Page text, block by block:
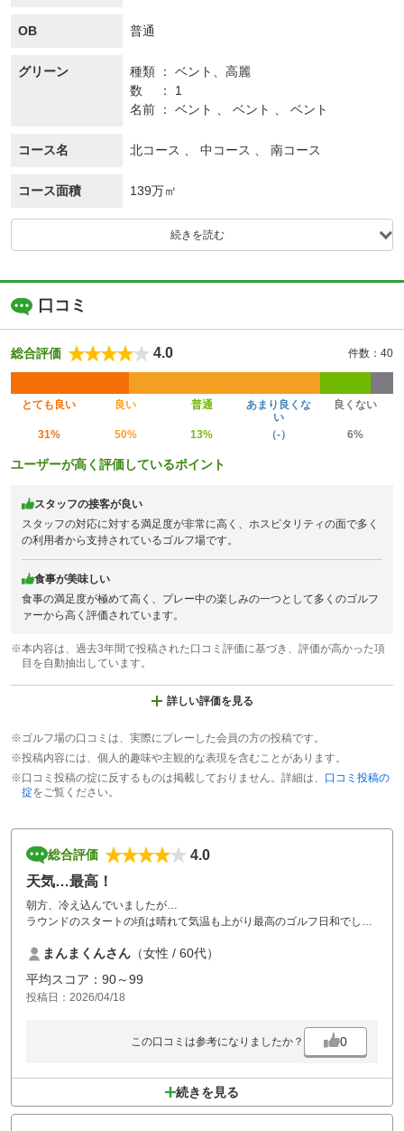
OB 普通
グリーン 種類 ベント、高麗
数
1
名前
ベント 、 ベント 、 ベント
コース名 北コース 、 中コース 、 南コース
コース面積 139万㎡
続きを読む
口コミ
総合評価 4.0 件数：40
とても良い 良い 普通
あまり良くな
い
良くない
31% 50% 13% （-） 6%
ユーザーが高く評価しているポイント
スタッフの接客が良い
スタッフの対応に対する満足度が非常に高く、ホスピタリティの面で多く
の利用者から支持されているゴルフ場です。
食事が美味しい
食事の満足度が極めて高く、プレー中の楽しみの一つとして多くのゴルフ
ァーから高く評価されています。
※本内容は、過去3年間で投稿された口コミ評価に基づき、評価が高かった項
目を自動抽出しています。
詳しい評価を見る
※ゴルフ場の口コミは、実際にプレーした会員の方の投稿です。
※投稿内容には、個人的趣味や主観的な表現を含むことがあります。
※口コミ投稿の掟に反するものは掲載しておりません。詳細は、 口コミ投稿の
掟をご覧ください。
総合評価
4.0
天気…最高！
朝方、冷え込んでいましたが…
ラウンドのスタートの頃は晴れて気温も上がり最高のゴルフ日和でした
く気持ち良くプレー出来ました。グリーンは結構早くて難しかったで
す。インターからも近く、アクセスがよいのでまた行きたいコースで
す。
まんまくんさん （女性 / 60代）
平均スコア：90～99
投稿日：2026/04/18
この口コミは参考になりましたか？ 0
続きを見る